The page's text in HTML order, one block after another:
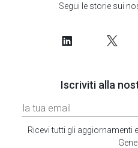
Segui le storie sui
Iscriviti alla
Ricevi tutti gli aggiornamenti